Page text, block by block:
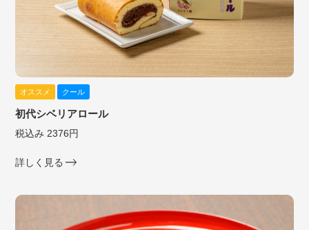
オススメ クール
初代シベリアロール
税込み 2376円
詳しく見る